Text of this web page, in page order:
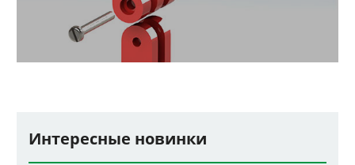
Интересные новинки